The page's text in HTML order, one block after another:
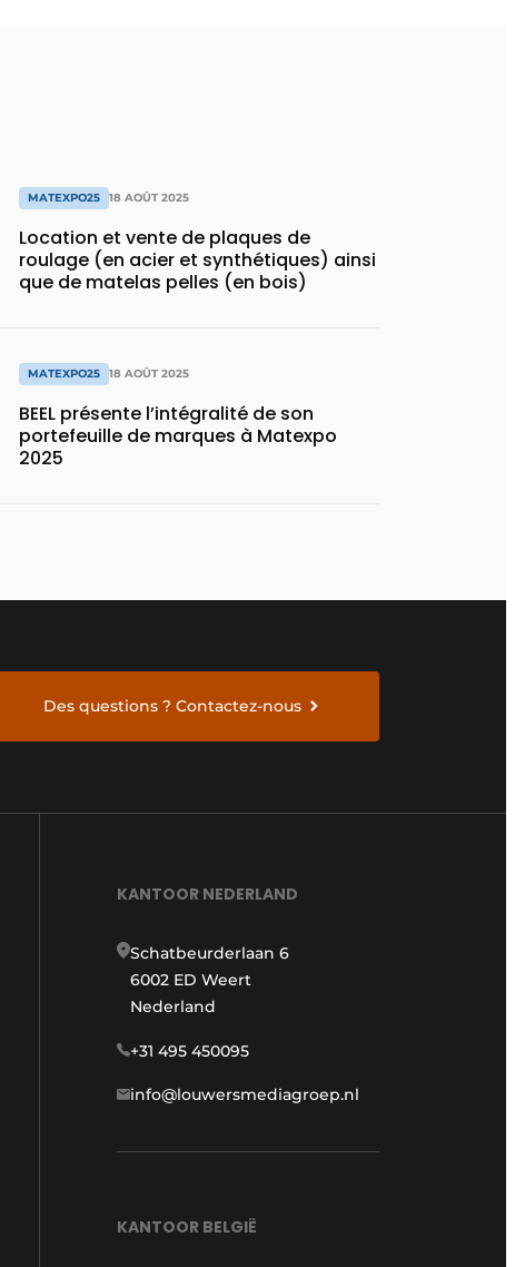
MATEXPO25 18 AOÛT 2025
Location et vente de plaques de
roulage (en acier et synthétiques) ainsi
que de matelas pelles (en bois)
MATEXPO25 18 AOÛT 2025
BEEL présente l’intégralité de son
portefeuille de marques à Matexpo
2025
Des questions ? Contactez-nous
KANTOOR NEDERLAND
Schatbeurderlaan 6
6002 ED Weert
Nederland
+31 495 450095
info@louwersmediagroep.nl
KANTOOR BELGIË